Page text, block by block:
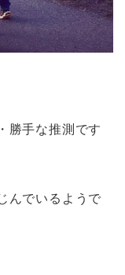
勝手な推測です
んでいるようで